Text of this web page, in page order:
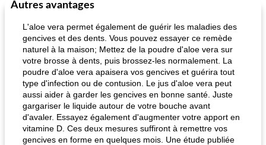
Autres avantages
L'aloe vera permet également de guérir les maladies des
gencives et des dents. Vous pouvez essayer ce remède
naturel à la maison; Mettez de la poudre d'aloe vera sur
votre brosse à dents, puis brossez-les normalement. La
poudre d'aloe vera apaisera vos gencives et guérira tout
type d'infection ou de contusion. Le jus d'aloe vera peut
aussi aider à garder les gencives en bonne santé. Juste
gargariser le liquide autour de votre bouche avant
d'avaler. Essayez également d'augmenter votre apport en
vitamine D. Ces deux mesures suffiront à remettre vos
gencives en forme en quelques mois. Une étude publiée